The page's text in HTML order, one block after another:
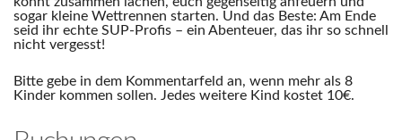
sogar kleine Wettrennen starten. Und das Beste: Am Ende
seid ihr echte SUP-Profis – ein Abenteuer, das ihr so schnell
nicht vergesst!
Bitte gebe in dem Kommentarfeld an, wenn mehr als 8
Kinder kommen sollen. Jedes weitere Kind kostet 10€.